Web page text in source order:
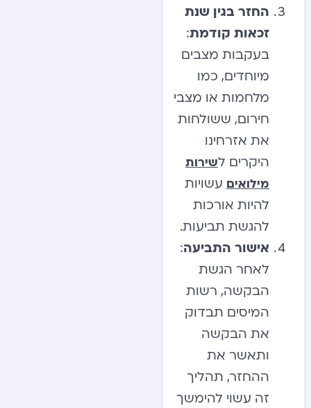
החזר בגין שנת
זכאות קודמת:
בעקבות מצבים
מיוחדים, כמו
מלחמות או מצבי
חירום, ששולחות
את אזרחינו
היקרים לשירות
מילואים עשויות
להיות אורכות
להגשת תביעות.
אישור התביעה:
לאחר הגשת
הבקשה, רשות
המיסים תבדוק
את הבקשה
ותאשר את
ההחזר, תהליך
זה עשוי להימשך